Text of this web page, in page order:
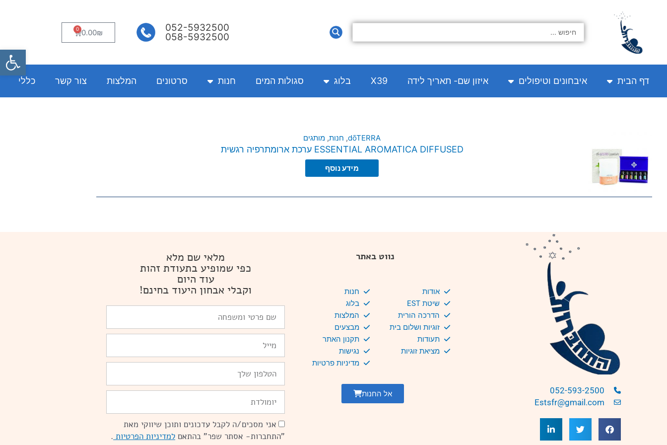
...
052-5932500
058-5932500
0.00₪
0
עגלת
קניות
דף הבית איבחונים וטיפולים איזון שם- תאריך לידה X39 בלוג סגולות המים חנות סרטונים המלצות צור קשר כללי
dōTERRA
, חנות, מותגים
ESSENTIAL AROMATICA DIFFUSED ערכת ארומתרפיה רגשית
מידע נוסף
052-593-2500
Estsfr@gmail.com
נווט באתר
אודות
שיטת EST
הדרכה הורית
זוגיות ושלום בית
תעודות
מציאת זוגיות
חנות
בלוג
המלצות
מבצעים
תקנון האתר
נגישות
מדיניות פרטיות
אל החנות
מלאי שם מלא
כפי שמופיע בתעודת זהות
עוד היום
וקבלי אבחון היעוד בחינם!
פרטי
ומשפחה
הסכמה
אני מסכים/ה לקבל עדכונים ותוכן שיווקי מאת
"התחברות- אסתר שפר" בהתאם למדיניות הפרטיות .